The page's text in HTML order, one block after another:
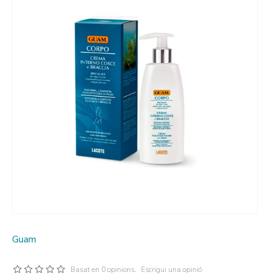
Guam
Basat en 0 opinions. Escrigui una opinió